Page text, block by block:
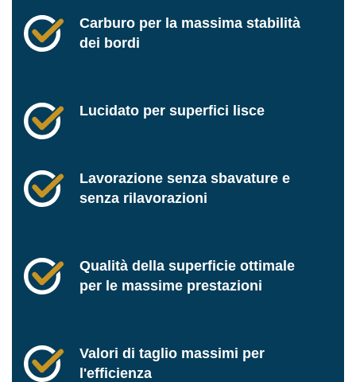
Carburo per la massima stabilità
dei bordi
Lucidato per superfici lisce
Lavorazione senza sbavature e
senza rilavorazioni
Qualità della superficie ottimale
per le massime prestazioni
Valori di taglio massimi per
l'efficienza